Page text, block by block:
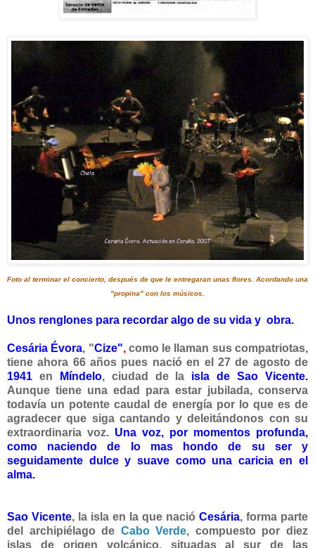
Foto al terminar el concierto, después de que le entregaran unas flores. Acordando una
"propina" con los músicos.
Unos renglones para recordar algo de su vida y obra.
Cesária Évora, "Cize",como le llaman sus compatriotas,
tiene ahora 66 años pues nació en el 27 de agosto de
1941 en Míndelo, ciudad de la isla de Sao Vicente.
Aunque tiene una edad para estar jubilada, conserva
todavía un potente caudal de energía por lo que es de
agradecer que siga cantando y deleitándonos con su
extraordinaria voz. Una voz, por momentos profunda,
como naciendo de lo mas hondo de su ser y
seguidamente dulce y suave como una caricia en el
alma.
Sao Vicente, la isla en la que nació Cesária, forma parte
del archipiélago de Cabo Verde, compuesto por diez
islas de origen volcánico, situadas al sur de las